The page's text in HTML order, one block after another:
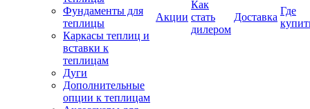
Фундаменты для
теплицы
Каркасы теплиц и
вставки к
теплицам
Дуги
Дополнительные
опции к теплицам
Акции
Как
стать
дилером
Доставка
Где